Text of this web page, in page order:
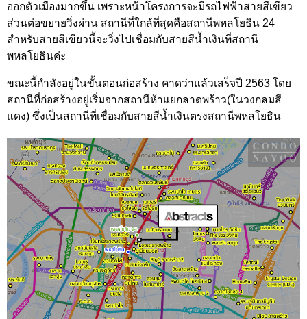
ออกตัวเมืองมากขึ้น เพราะหน้าโครงการจะมีรถไฟฟ้าสายสีเขียว
ส่วนต่อขยายวิ่งผ่าน สถานีที่ใกล้ที่สุดคือสถานีพหลโยธิน 24
สำหรับสายสีเขียวนี้จะวิ่งไปเชื่อมกับสายสีน้ำเงินที่สถานี
พหลโยธินค่ะ
ขณะนี้กำลังอยู่ในขั้นตอนก่อสร้าง คาดว่าแล้วเสร็จปี 2563 โดย
สถานีที่ก่อสร้างอยู่เริ่มจากสถานีห้าแยกลาดพร้าว(ในวงกลมสี
แดง) ซึ่งเป็นสถานีที่เชื่อมกับสายสีน้ำเงินตรงสถานีพหลโยธิน